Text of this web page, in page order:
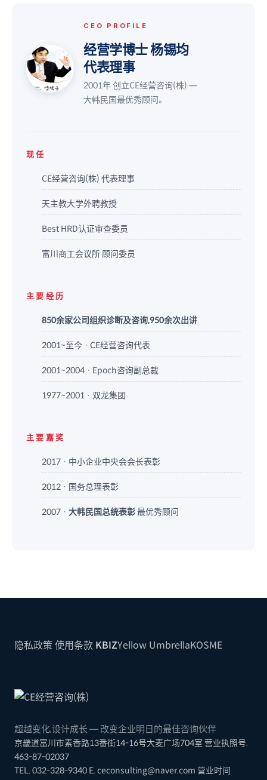
CEO PROFILE
经营学博士 杨锡均
代表理事
2001年 创立CE经营咨询(株) —
大韩民国最优秀顾问。
现任
CE经营咨询(株) 代表理事
天主教大学外聘教授
Best HRD认证审查委员
富川商工会议所 顾问委员
主要经历
850余家公司组织诊断及咨询,950余次出讲
2001~至今 · CE经营咨询代表
2001~2004 · Epoch咨询副总裁
1977~2001 · 双龙集团
主要嘉奖
2017 · 中小企业中央会会长表彰
2012 · 国务总理表彰
2007 · 大韩民国总统表彰最优秀顾问
隐私政策使用条款 KBIZYellow UmbrellaKOSME
超越变化,设计成长 — 改变企业明日的最佳咨询伙伴
京畿道富川市素香路13番街14-16号大麦广场704室 营业执照号.
463-87-02037
TEL. 032-328-9340 E. ceconsulting@naver.com 营业时间